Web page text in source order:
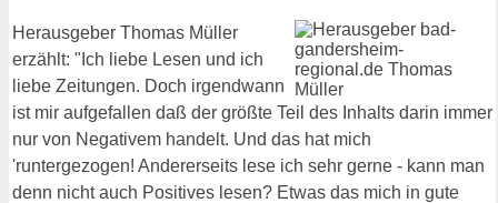
Herausgeber Thomas Müller
erzählt: "Ich liebe Lesen und ich
liebe Zeitungen. Doch irgendwann
ist mir aufgefallen daß der größte Teil des Inhalts darin immer
nur von Negativem handelt. Und das hat mich
'runtergezogen! Andererseits lese ich sehr gerne - kann man
denn nicht auch Positives lesen? Etwas das mich in gute